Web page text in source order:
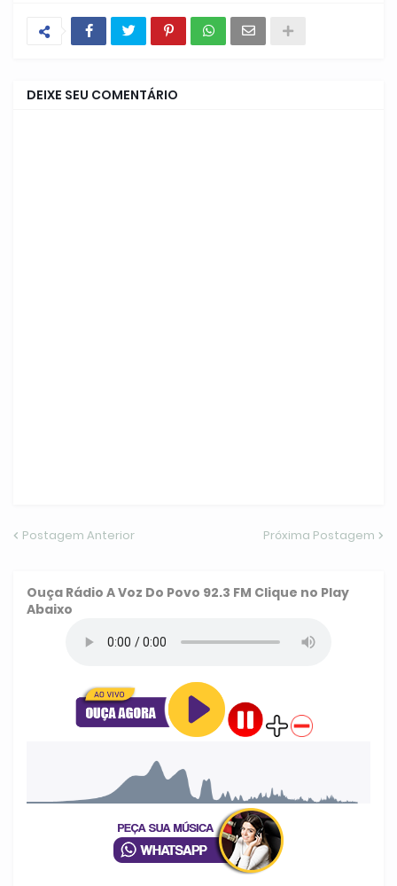
DEIXE SEU COMENTÁRIO
Postagem Anterior Próxima Postagem
Ouça Rádio A Voz Do Povo 92.3 FM Clique no Play
Abaixo